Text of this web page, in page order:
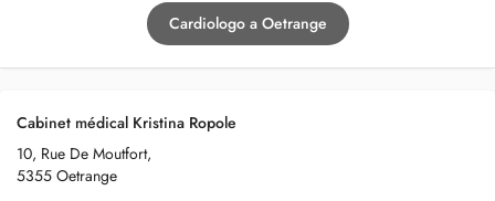
Cardiologo a Oetrange
Cabinet médical Kristina Ropole
10, Rue De Moutfort,
5355 Oetrange